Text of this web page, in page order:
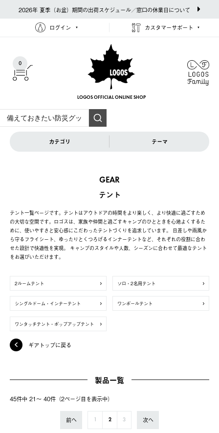
2026年 夏季（お盆）期間の出荷スケジュール／窓口の休業日について
ログイン カスタマーサポート
0
LOGOS OFFICIAL ONLINE SHOP
カテゴリ テーマ
GEAR
テント
テント一覧ページです。テントはアウトドアの時間をより楽しく、より快適に過ごすため
の大切な空間です。ロゴスは、家族や仲間と過ごすキャンプのひとときを心地よくするた
めに、使いやすさと安心感にこだわったテントづくりを追求しています。 日差しや雨風か
ら守るフライシート、ゆったりとくつろげるインナーテントなど、それぞれの役割に合わ
せた設計で快適性を実現。 キャンプのスタイルや人数、シーズンに合わせて最適なテント
をお選びいただけます。
2ルームテント ソロ・2名用テント
シングルドーム・インナーテント ワンポールテント
ワンタッチテント・ポップアップテント
ギアトップに戻る
製品一覧
45件中 21〜 40件（2ページ⽬を表⽰中）
前へ 2 3 次へ